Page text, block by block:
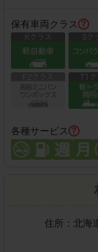
保有車両クラス
各種サービス
住所： 北海